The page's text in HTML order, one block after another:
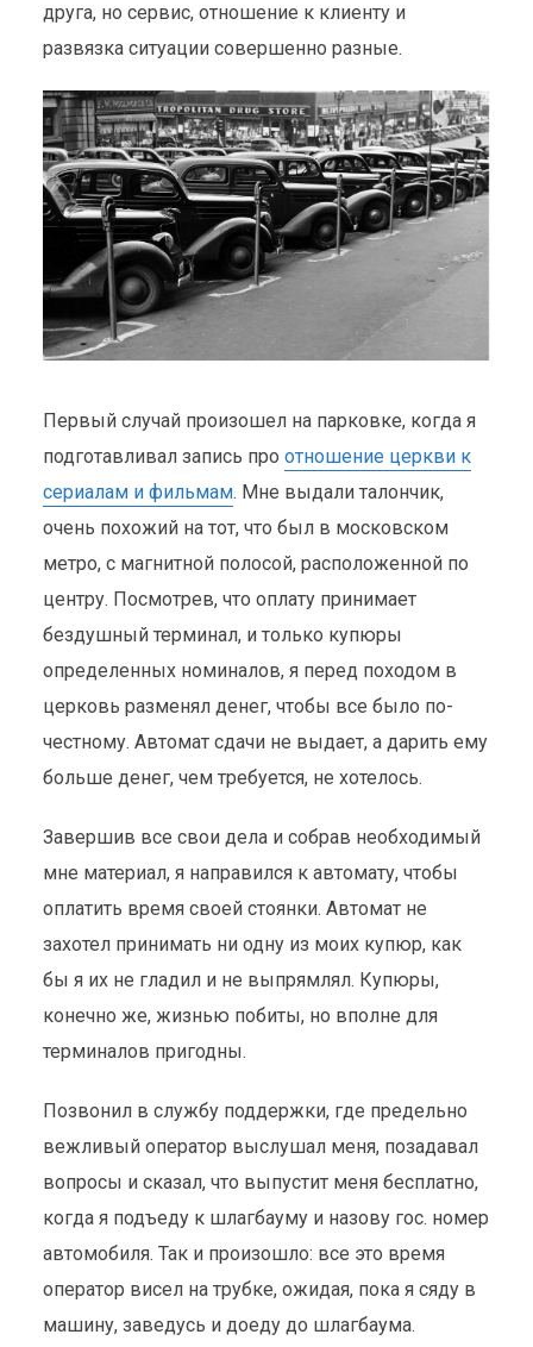
друга, но сервис, отношение к клиенту и
развязка ситуации совершенно разные.
Первый случай произошел на парковке, когда я
подготавливал запись про отношение церкви к
сериалам и фильмам. Мне выдали талончик,
очень похожий на тот, что был в московском
метро, с магнитной полосой, расположенной по
центру. Посмотрев, что оплату принимает
бездушный терминал, и только купюры
определенных номиналов, я перед походом в
церковь разменял денег, чтобы все было по-
честному. Автомат сдачи не выдает, а дарить ему
больше денег, чем требуется, не хотелось.
Завершив все свои дела и собрав необходимый
мне материал, я направился к автомату, чтобы
оплатить время своей стоянки. Автомат не
захотел принимать ни одну из моих купюр, как
бы я их не гладил и не выпрямлял. Купюры,
конечно же, жизнью побиты, но вполне для
терминалов пригодны.
Позвонил в службу поддержки, где предельно
вежливый оператор выслушал меня, позадавал
вопросы и сказал, что выпустит меня бесплатно,
когда я подъеду к шлагбауму и назову гос. номер
автомобиля. Так и произошло: все это время
оператор висел на трубке, ожидая, пока я сяду в
машину, заведусь и доеду до шлагбаума.